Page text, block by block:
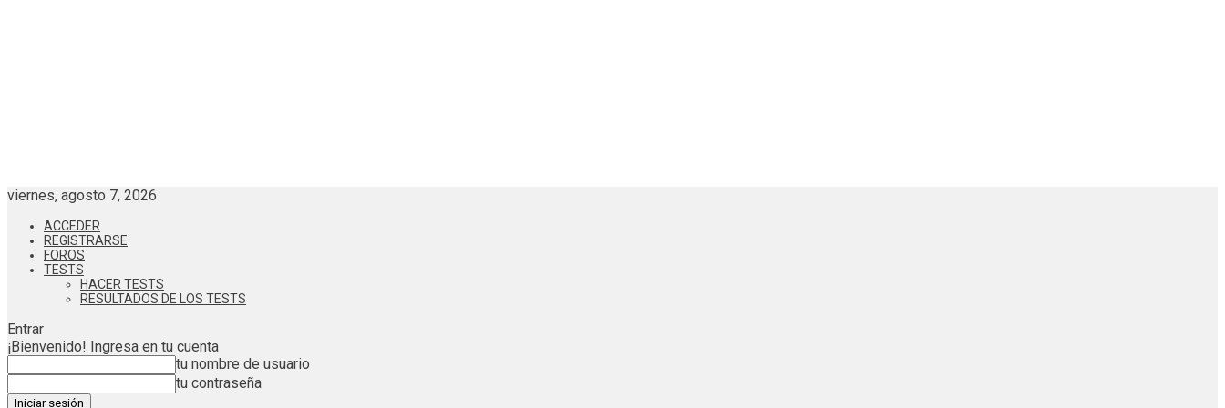
viernes, agosto 7, 2026
ACCEDER
REGISTRARSE
FOROS
TESTS
HACER TESTS
RESULTADOS DE LOS TESTS
Entrar
¡Bienvenido! Ingresa en tu cuenta
tu nombre de usuario
tu contraseña